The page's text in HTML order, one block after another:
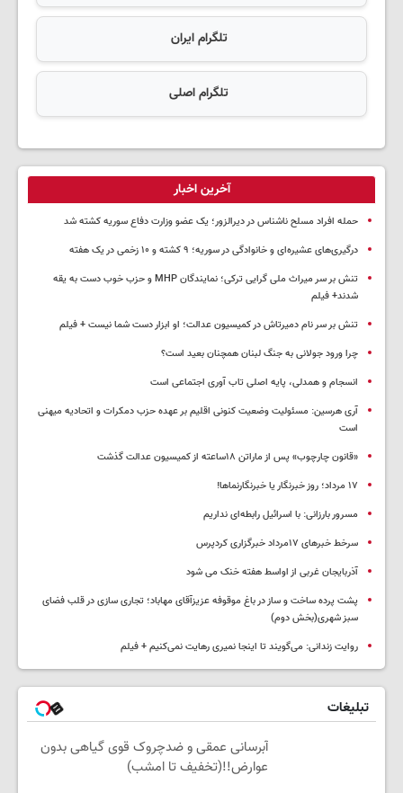
تلگرام ایران
تلگرام اصلی
آخرین اخبار
حمله افراد مسلح ناشناس در دیرالزور؛ یک عضو وزارت دفاع سوریه کشته شد
درگیری‌های عشیره‌ای و خانوادگی در سوریه؛ ۹ کشته و ۱۰ زخمی در یک هفته
تنش بر سر میراث ملی گرایی ترکی؛ نمایندگان MHP و حزب خوب دست به یقه
شدند+ فیلم
تنش بر سر نام دمیرتاش در کمیسیون عدالت؛ او ابزار دست شما نیست + فیلم
چرا ورود جولانی به جنگ لبنان همچنان بعید است؟
انسجام و همدلی، پایه اصلی تاب آوری اجتماعی است
آری هرسین: مسئولیت وضعیت کنونی اقلیم بر عهده حزب دمکرات و اتحادیه میهنی
است
«قانون چارچوب» پس از ماراتن ۱۸ساعته از کمیسیون عدالت گذشت
١٧ مرداد؛ روز خبرنگار یا خبرنگارنماها!
مسرور بارزانی: با اسرائیل رابطه‌ای نداریم
سرخط خبرهای ۱۷مرداد خبرگزاری کردپرس
آذربایجان غربی از اواسط هفته خنک می شود
پشت پرده ساخت و ساز در باغ موقوفه عزیزآقای مهاباد؛ تجاری سازی در قلب فضای
سبز شهری(بخش دوم)
روایت زندانی: می‌گویند تا اینجا نمیری رهایت نمی‌کنیم + فیلم
تبلیغات
آبرسانی عمقی و ضدچروک قوی گیاهی بدون
عوارض!!(تخفیف تا امشب)